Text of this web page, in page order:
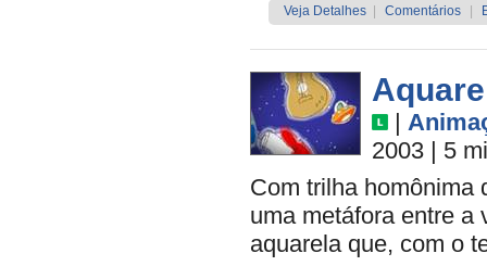
Veja Detalhes Comentários
|
2003 | 5
Com trilha homônima
uma metáfora entre a
aquarela que, com o